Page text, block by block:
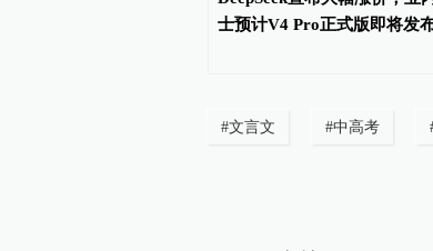
士预计V4 Pro正式版即将发
#文言文 #中高考